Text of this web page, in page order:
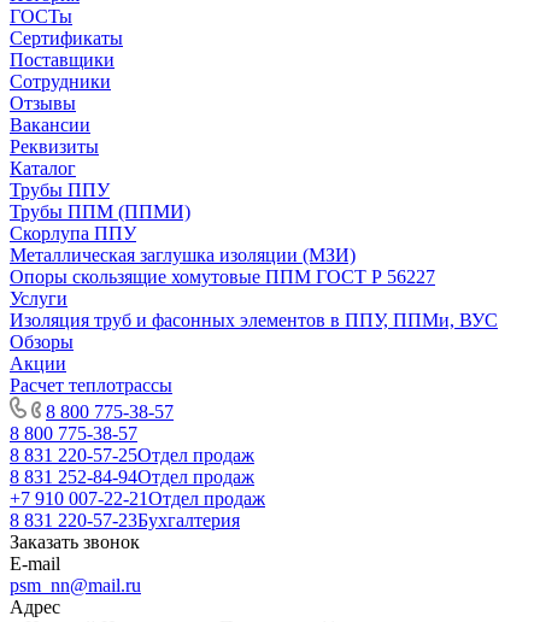
ГОСТы
Сертификаты
Поставщики
Сотрудники
Отзывы
Вакансии
Реквизиты
Каталог
Трубы ППУ
Трубы ППМ (ППМИ)
Скорлупа ППУ
Металлическая заглушка изоляции (МЗИ)
Опоры скользящие хомутовые ППМ ГОСТ Р 56227
Услуги
Изоляция труб и фасонных элементов в ППУ, ППМи, ВУС
Обзоры
Акции
Расчет теплотрассы
8 800 775-38-57
8 800 775-38-57
8 831 220-57-25Отдел продаж
8 831 252-84-94Отдел продаж
+7 910 007-22-21Отдел продаж
8 831 220-57-23Бухгалтерия
Заказать звонок
E-mail
psm_nn@mail.ru
Адрес